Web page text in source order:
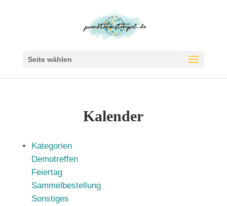
Seite wählen
Kalender
Kategorien
Demotreffen
Feiertag
Sammelbestellung
Sonstiges